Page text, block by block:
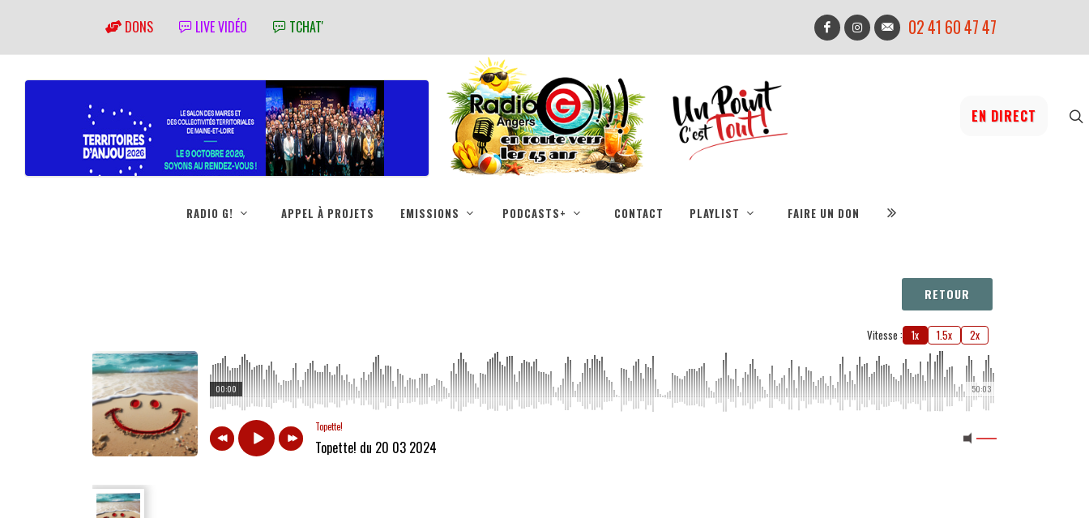
DONS LIVE VIDÉO TCHAT' 02 41 60 47 47
EN DIRECT
RADIO G! APPEL À PROJETS EMISSIONS PODCASTS+ CONTACT PLAYLIST FAIRE UN DON
RETOUR
Vitesse : 1x 1.5x 2x
50:03
00:00
Topette!
Topette! du 20 03 2024